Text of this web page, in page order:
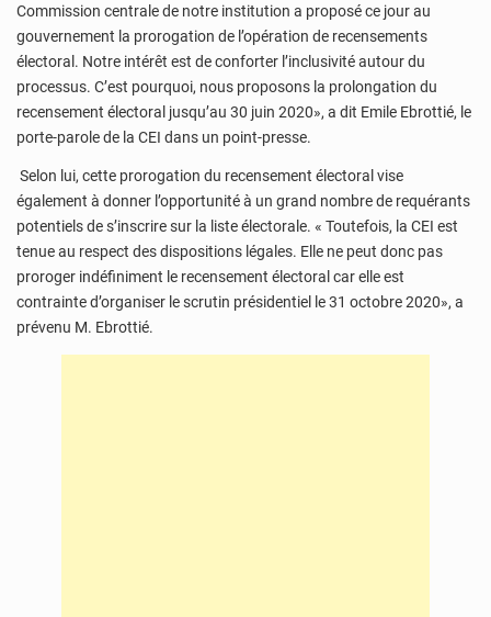
Commission centrale de notre institution a proposé ce jour au
gouvernement la prorogation de l’opération de recensements
électoral. Notre intérêt est de conforter l’inclusivité autour du
processus. C’est pourquoi, nous proposons la prolongation du
recensement électoral jusqu’au 30 juin 2020», a dit Emile Ebrottié, le
porte-parole de la CEI dans un point-presse.
Selon lui, cette prorogation du recensement électoral vise
également à donner l’opportunité à un grand nombre de requérants
potentiels de s’inscrire sur la liste électorale. « Toutefois, la CEI est
tenue au respect des dispositions légales. Elle ne peut donc pas
proroger indéfiniment le recensement électoral car elle est
contrainte d’organiser le scrutin présidentiel le 31 octobre 2020», a
prévenu M. Ebrottié.